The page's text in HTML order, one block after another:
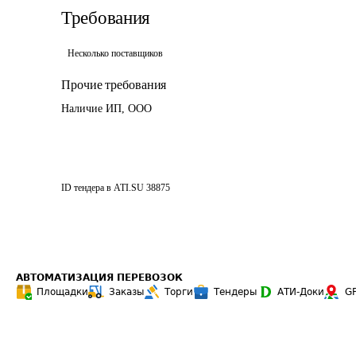
Требования
Несколько поставщиков
Прочие требования
Наличие ИП, ООО
ID тендера в ATI.SU 38875
АВТОМАТИЗАЦИЯ ПЕРЕВОЗОК
Площадки
Заказы Торги Тендеры АТИ-Доки